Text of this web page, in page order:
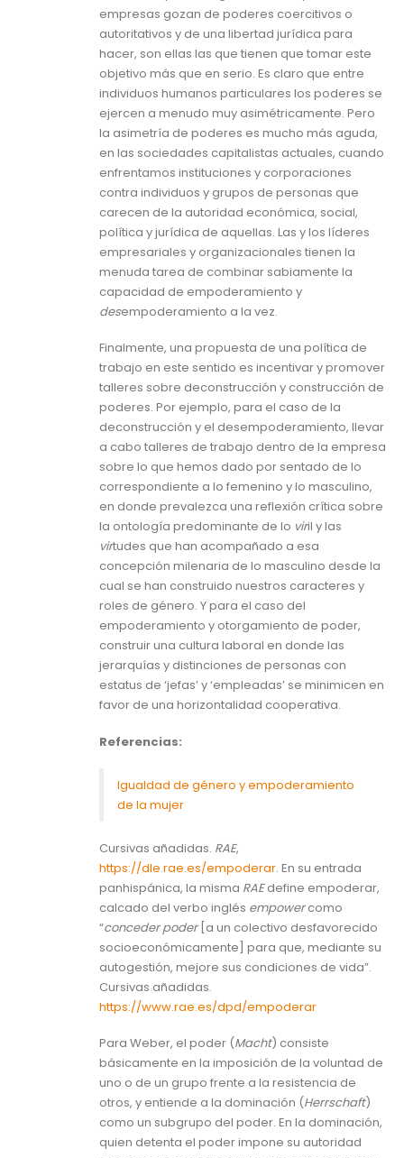
empresas gozan de poderes coercitivos o
autoritativos y de una libertad jurídica para
hacer, son ellas las que tienen que tomar este
objetivo más que en serio. Es claro que entre
individuos humanos particulares los poderes se
ejercen a menudo muy asimétricamente. Pero
la asimetría de poderes es mucho más aguda,
en las sociedades capitalistas actuales, cuando
enfrentamos instituciones y corporaciones
contra individuos y grupos de personas que
carecen de la autoridad económica, social,
política y jurídica de aquellas. Las y los líderes
empresariales y organizacionales tienen la
menuda tarea de combinar sabiamente la
capacidad de empoderamiento y
desempoderamiento a la vez.
Finalmente, una propuesta de una política de
trabajo en este sentido es incentivar y promover
talleres sobre deconstrucción y construcción de
poderes. Por ejemplo, para el caso de la
deconstrucción y el desempoderamiento, llevar
a cabo talleres de trabajo dentro de la empresa
sobre lo que hemos dado por sentado de lo
correspondiente a lo femenino y lo masculino,
en donde prevalezca una reflexión crítica sobre
la ontología predominante de lo viril y las
virtudes que han acompañado a esa
concepción milenaria de lo masculino desde la
cual se han construido nuestros caracteres y
roles de género. Y para el caso del
empoderamiento y otorgamiento de poder,
construir una cultura laboral en donde las
jerarquías y distinciones de personas con
estatus de ‘jefas’ y ‘empleadas’ se minimicen en
favor de una horizontalidad cooperativa.
Referencias:
Igualdad de género y empoderamiento
de la mujer
Cursivas añadidas. RAE,
https://dle.rae.es/empoderar. En su entrada
panhispánica, la misma RAEdefine empoderar,
calcado del verbo inglés empowercomo
“conceder poder[a un colectivo desfavorecido
socioeconómicamente] para que, mediante su
autogestión, mejore sus condiciones de vida”.
Cursivas añadidas.
https://www.rae.es/dpd/empoderar
Para Weber, el poder (Macht) consiste
básicamente en la imposición de la voluntad de
uno o de un grupo frente a la resistencia de
otros, y entiende a la dominación (Herrschaft)
como un subgrupo del poder. En la dominación,
quien detenta el poder impone su autoridad